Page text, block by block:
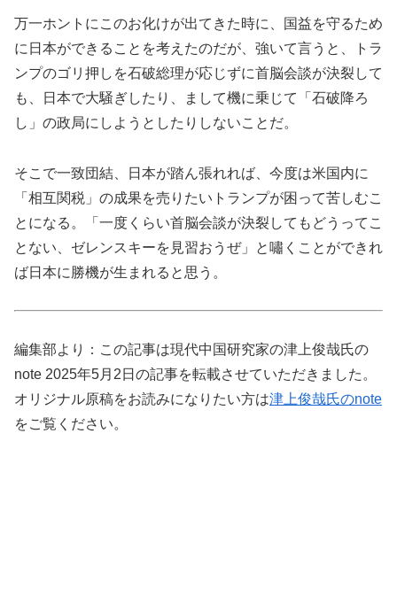
万一ホントにこのお化けが出てきた時に、国益を守るため
に日本ができることを考えたのだが、強いて言うと、トラ
ンプのゴリ押しを石破総理が応じずに首脳会談が決裂して
も、日本で大騒ぎしたり、まして機に乗じて「石破降ろ
し」の政局にしようとしたりしないことだ。
そこで一致団結、日本が踏ん張れれば、今度は米国内に
「相互関税」の成果を売りたいトランプが困って苦しむこ
とになる。「一度くらい首脳会談が決裂してもどうってこ
とない、ゼレンスキーを見習おうぜ」と嘯くことができれ
ば日本に勝機が生まれると思う。
編集部より：この記事は現代中国研究家の津上俊哉氏の
note 2025年5月2日の記事を転載させていただきました。
オリジナル原稿をお読みになりたい方は津上俊哉氏のnote
をご覧ください。